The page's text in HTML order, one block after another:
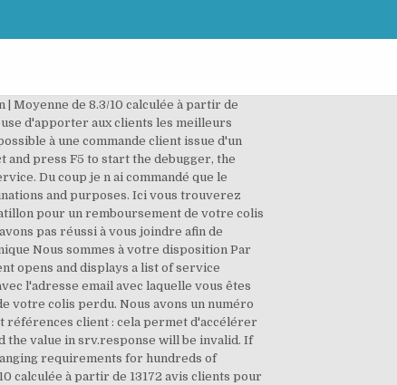
Moyenne de 8.3/10 calculée à partir de
d'apporter aux clients les meilleurs
à une commande client issue d'un
and press F5 to start the debugger, the
Du coup je n ai commandé que le
and purposes. Ici vous trouverez
pour un remboursement de votre colis
pas réussi à vous joindre afin de
Nous sommes à votre disposition Par
opens and displays a list of service
l'adresse email avec laquelle vous êtes
votre colis perdu. Nous avons un numéro
références client : cela permet d'accélérer
the value in srv.response will be invalid. If
requirements for hundreds of
calculée à partir de 13172 avis clients pour